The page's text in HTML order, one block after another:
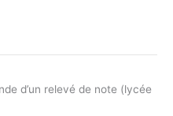
d’un relevé de note (lycée